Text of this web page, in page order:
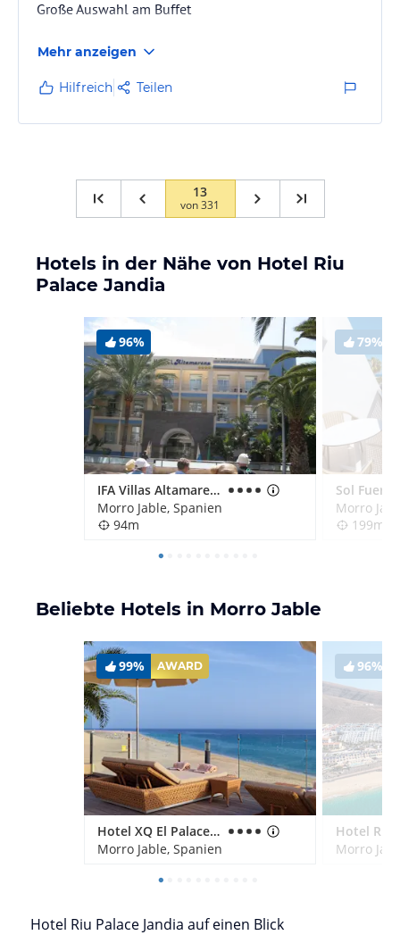
Große Auswahl am Buffet
Mehr anzeigen
Hilfreich Teilen
13
von331
Hotels in der Nähe von Hotel Riu
Palace Jandia
96%
IFA Villas Altamarena
Morro Jable, Spanien
94m
79%
Morro
199m
Beliebte Hotels in Morro Jable
99% AWARD
Hotel XQ El Palacete
Morro Jable, Spanien
96%
Morro
Hotel Riu Palace Jandia auf einen Blick